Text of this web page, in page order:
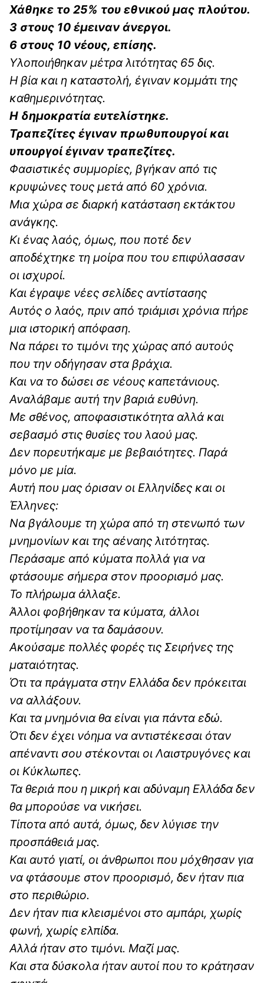
Χάθηκε το 25% του εθνικού μας πλούτου.
3 στους 10 έμειναν άνεργοι.
6 στους 10 νέους, επίσης.
Υλοποιήθηκαν μέτρα λιτότητας 65 δις.
Η βία και η καταστολή, έγιναν κομμάτι της
καθημερινότητας.
Η δημοκρατία ευτελίστηκε.
Τραπεζίτες έγιναν πρωθυπουργοί και
υπουργοί έγιναν τραπεζίτες.
Φασιστικές συμμορίες, βγήκαν από τις
κρυψώνες τους μετά από 60 χρόνια.
Μια χώρα σε διαρκή κατάσταση εκτάκτου
ανάγκης.
Κι ένας λαός, όμως, που ποτέ δεν
αποδέχτηκε τη μοίρα που του επιφύλασσαν
οι ισχυροί.
Και έγραψε νέες σελίδες αντίστασης
Αυτός ο λαός, πριν από τριάμισι χρόνια πήρε
μια ιστορική απόφαση.
Να πάρει το τιμόνι της χώρας από αυτούς
που την οδήγησαν στα βράχια.
Και να το δώσει σε νέους καπετάνιους.
Αναλάβαμε αυτή την βαριά ευθύνη.
Με σθένος, αποφασιστικότητα αλλά και
σεβασμό στις θυσίες του λαού μας.
Δεν πορευτήκαμε με βεβαιότητες. Παρά
μόνο με μία.
Αυτή που μας όρισαν οι Ελληνίδες και οι
Έλληνες:
Να βγάλουμε τη χώρα από τη στενωπό των
μνημονίων και της αέναης λιτότητας.
Περάσαμε από κύματα πολλά για να
φτάσουμε σήμερα στον προορισμό μας.
Το πλήρωμα άλλαξε.
Άλλοι φοβήθηκαν τα κύματα, άλλοι
προτίμησαν να τα δαμάσουν.
Ακούσαμε πολλές φορές τις Σειρήνες της
ματαιότητας.
Ότι τα πράγματα στην Ελλάδα δεν πρόκειται
να αλλάξουν.
Και τα μνημόνια θα είναι για πάντα εδώ.
Ότι δεν έχει νόημα να αντιστέκεσαι όταν
απέναντι σου στέκονται οι Λαιστρυγόνες και
οι Κύκλωπες.
Τα θεριά που η μικρή και αδύναμη Ελλάδα δεν
θα μπορούσε να νικήσει.
Τίποτα από αυτά, όμως, δεν λύγισε την
προσπάθειά μας.
Και αυτό γιατί, οι άνθρωποι που μόχθησαν για
να φτάσουμε στον προορισμό, δεν ήταν πια
στο περιθώριο.
Δεν ήταν πια κλεισμένοι στο αμπάρι, χωρίς
φωνή, χωρίς ελπίδα.
Αλλά ήταν στο τιμόνι. Μαζί μας.
Και στα δύσκολα ήταν αυτοί που το κράτησαν